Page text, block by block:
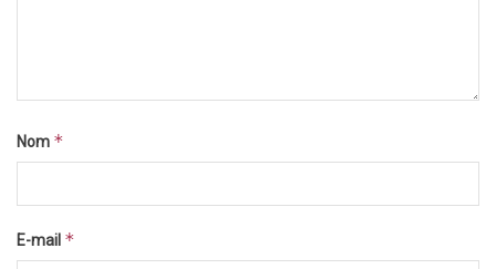
Nom *
E-mail *